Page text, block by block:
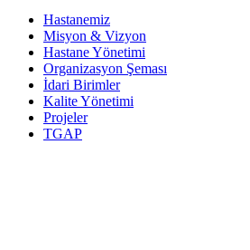
Hastanemiz
Misyon & Vizyon
Hastane Yönetimi
Organizasyon Şeması
İdari Birimler
Kalite Yönetimi
Projeler
TGAP